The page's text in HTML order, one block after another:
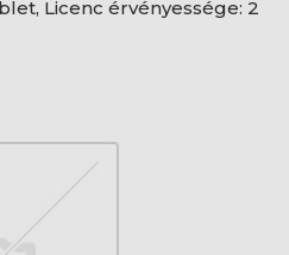
Licenc érvényessége: 2